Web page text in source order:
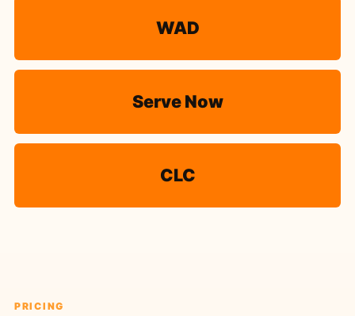
WAD
Serve Now
CLC
PRICING